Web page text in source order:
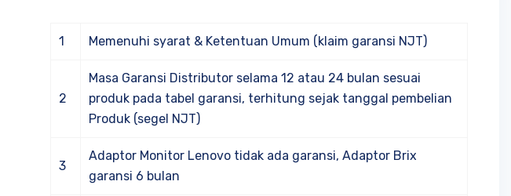
1 Memenuhi syarat & Ketentuan Umum (klaim garansi NJT)
2
Masa Garansi Distributor selama 12 atau 24 bulan sesuai
produk pada tabel garansi, terhitung sejak tanggal pembelian
Produk (segel NJT)
3
Adaptor Monitor Lenovo tidak ada garansi, Adaptor Brix
garansi 6 bulan